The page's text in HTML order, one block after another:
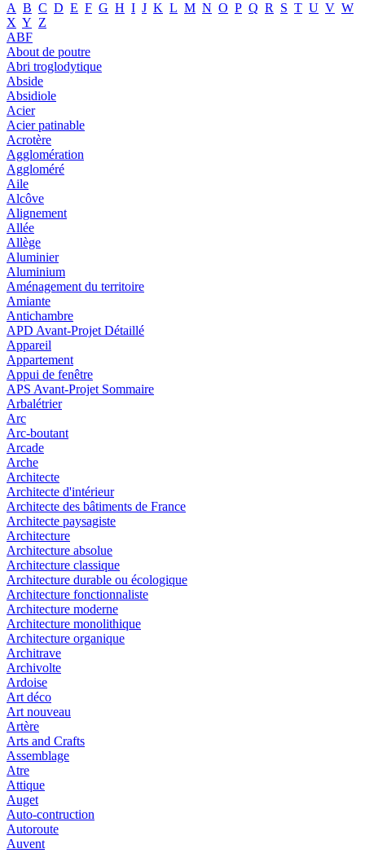
A B C D E F G H I J K L M N O P Q R S T U V W
X Y Z
ABF
About de poutre
Abri troglodytique
Abside
Absidiole
Acier
Acier patinable
Acrotère
Agglomération
Aggloméré
Aile
Alcôve
Alignement
Allée
Allège
Aluminier
Aluminium
Aménagement du territoire
Amiante
Antichambre
APD Avant-Projet Détaillé
Appareil
Appartement
Appui de fenêtre
APS Avant-Projet Sommaire
Arbalétrier
Arc
Arc-boutant
Arcade
Arche
Architecte
Architecte d'intérieur
Architecte des bâtiments de France
Architecte paysagiste
Architecture
Architecture absolue
Architecture classique
Architecture durable ou écologique
Architecture fonctionnaliste
Architecture moderne
Architecture monolithique
Architecture organique
Architrave
Archivolte
Ardoise
Art déco
Art nouveau
Artère
Arts and Crafts
Assemblage
Atre
Attique
Auget
Auto-contruction
Autoroute
Auvent